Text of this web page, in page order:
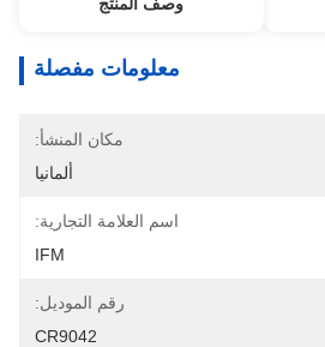
معلومات مفصلة
مكان المنشأ:
ألمانيا
اسم العلامة التجارية:
IFM
رقم الموديل:
CR9042